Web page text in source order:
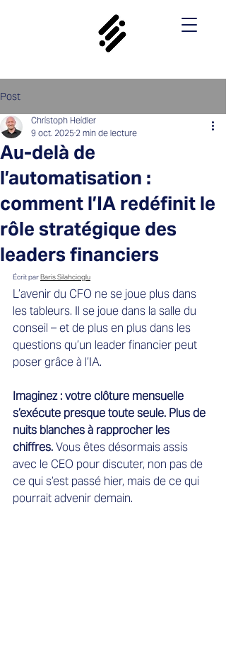
Post
Au-delà de
l’automatisation :
comment l’IA redéfinit le
rôle stratégique des
leaders financiers
Christoph Heidler
9 oct. 2025 2 min de lecture
Écrit par Baris Silahcioglu
L’avenir du CFO ne se joue plus dans
les tableurs. Il se joue dans la salle du
conseil – et de plus en plus dans les
questions qu’un leader financier peut
poser grâce à l’IA.
Imaginez : votre clôture mensuelle
s’exécute presque toute seule. Plus de
nuits blanches à rapprocher les
chiffres. Vous êtes désormais assis
avec le CEO pour discuter, non pas de
ce qui s’est passé hier, mais de ce qui
pourrait advenir demain.